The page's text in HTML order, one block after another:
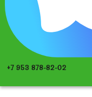
+7 953 878-82-02